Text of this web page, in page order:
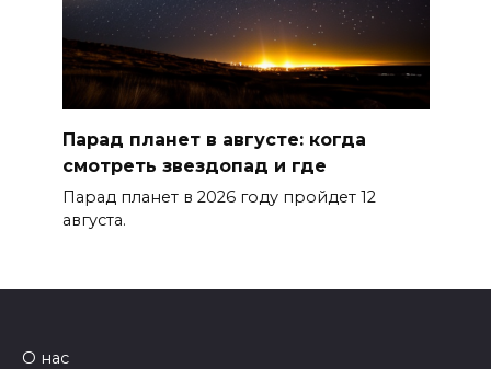
Парад планет в августе: когда
смотреть звездопад и где
Парад планет в 2026 году пройдет 12
августа.
О нас